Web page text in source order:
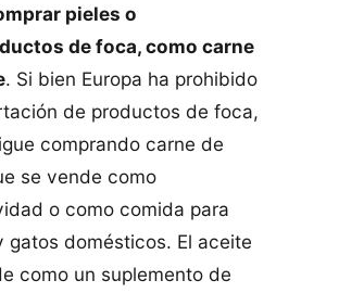
pieles o
de foca, como carne
. Si bien Europa ha prohibido
de productos de foca,
comprando carne de
se vende como
o como comida para
gatos domésticos. El aceite
como un suplemento de